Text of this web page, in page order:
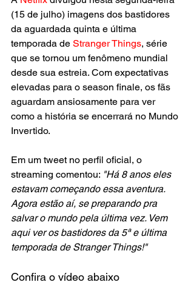
(15 de julho) imagens dos bastidores
da aguardada quinta e última
temporada de Stranger Things, série
que se tornou um fenômeno mundial
desde sua estreia. Com expectativas
elevadas para o season finale, os fãs
aguardam ansiosamente para ver
como a história se encerrará no Mundo
Invertido.
Em um tweet no perfil oficial, o
streaming comentou: "Há 8 anos eles
estavam começando essa aventura.
Agora estão aí, se preparando pra
salvar o mundo pela última vez. Vem
aqui ver os bastidores da 5ª e última
temporada de Stranger Things!"
Confira o vídeo abaixo